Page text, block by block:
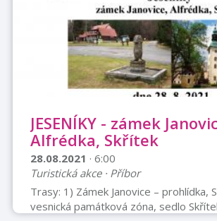
JESENÍKY - zámek
Alfrédka, Skřítek
28.08.2021 · 6:00
Turistická akce · Příbor
Trasy: 1) Zámek Janovice – prohlídka,
vesnická památková zóna, sedlo